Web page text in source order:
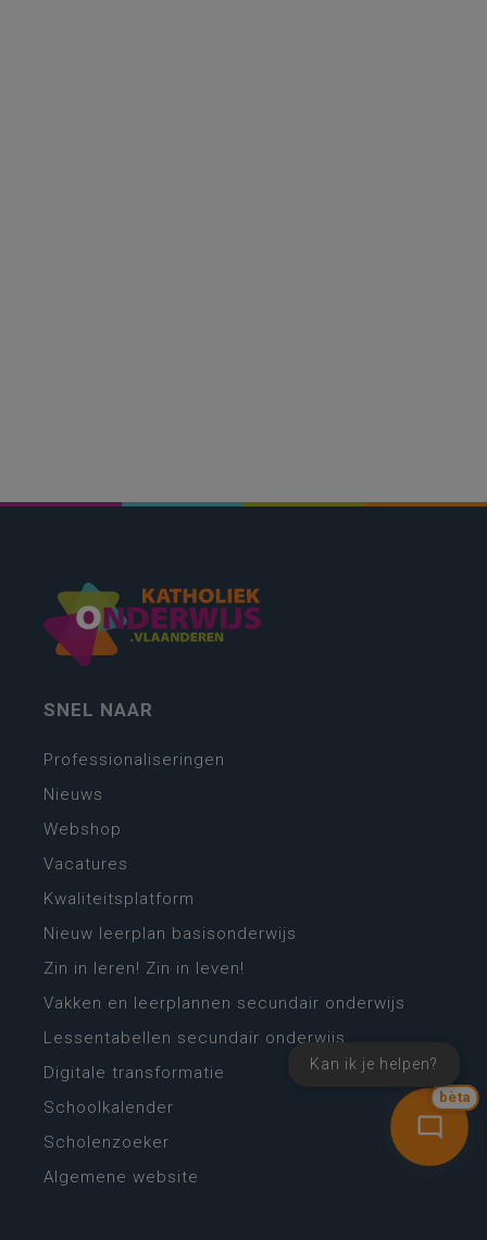
bèta
Kan ik je helpen?
SNEL NAAR
Professionaliseringen
Nieuws
Webshop
Vacatures
Kwaliteitsplatform
Nieuw leerplan basisonderwijs
Zin in leren! Zin in leven!
Vakken en leerplannen secundair onderwijs
Lessentabellen secundair onderwijs
Digitale transformatie
Schoolkalender
Scholenzoeker
Algemene website